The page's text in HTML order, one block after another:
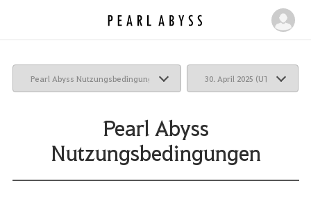
P
e
r
l
b
y
s
s
M
e
i
n
Pearl Abyss
Nutzungsbedingungen